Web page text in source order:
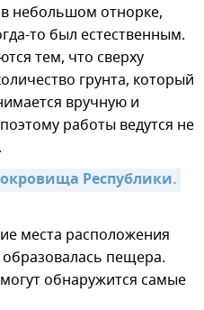
небольшом отнорке,
то был естественным.
тем, что сверху
грунта, который
вручную и
работы ведутся не
Республики.
места расположения
пещера.
обнаружится самые